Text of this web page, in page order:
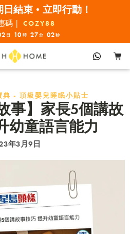
日結束•立即行動！
線7折!
碼 | COZY88
日 10 時 27 分 02 秒
典 - 頂級嬰兒睡眠小貼士
事】家長5個講故
幼童語言能力
年3月9日